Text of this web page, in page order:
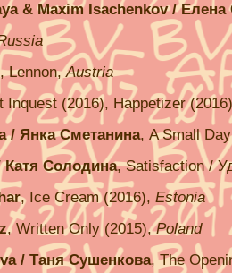
& Maxim Isachenkov /
, Lennon,Austria
Inquest (2016), Happetizer
/ Янка Сметанина, A Small
Катя Солодина, Satisfaction /
, Ice Cream (2016), Estonia
, Written Only (2015),Poland
/ Таня Сушенкова, The